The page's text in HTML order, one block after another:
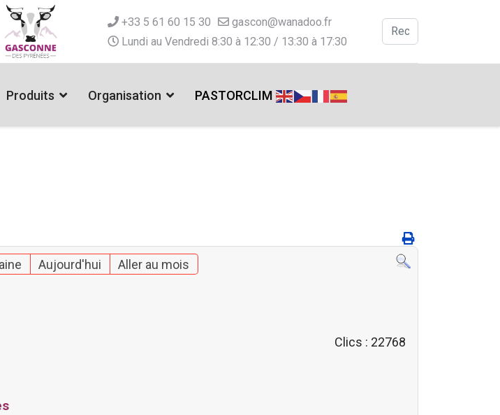
+33 5 61 60 15 30
gascon@wanadoo.fr
Lundi au Vendredi 8:30 à 12:30 / 13:30 à 17:30
Valider
Produits Organisation PASTORCLIM
Aujourd'hui Aller au mois
Clics : 22768